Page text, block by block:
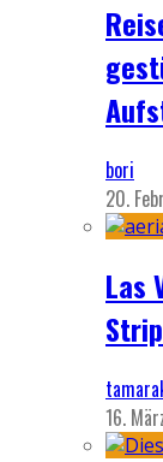
bori
20.
Las
16.